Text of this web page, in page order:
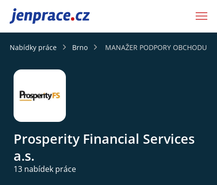
JenPráce.cz
Nabídky práce Brno MANAŽER PODPORY OBCHODU
Prosperity Financial Services
a.s.
13 nabídek práce